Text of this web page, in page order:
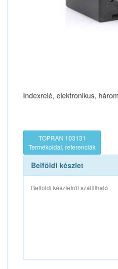
Indexrelé, elektronikus,
TOPRAN 103131
Termékoldal, referenciák
Belföldi készlet
Belföldi készletről szállítható